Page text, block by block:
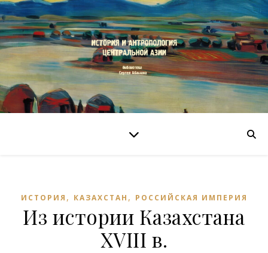
ИСТОРИЯ , КАЗАХСТАН , РОССИЙСКАЯ ИМПЕРИЯ
Из истории Казахстана
XVIII в.